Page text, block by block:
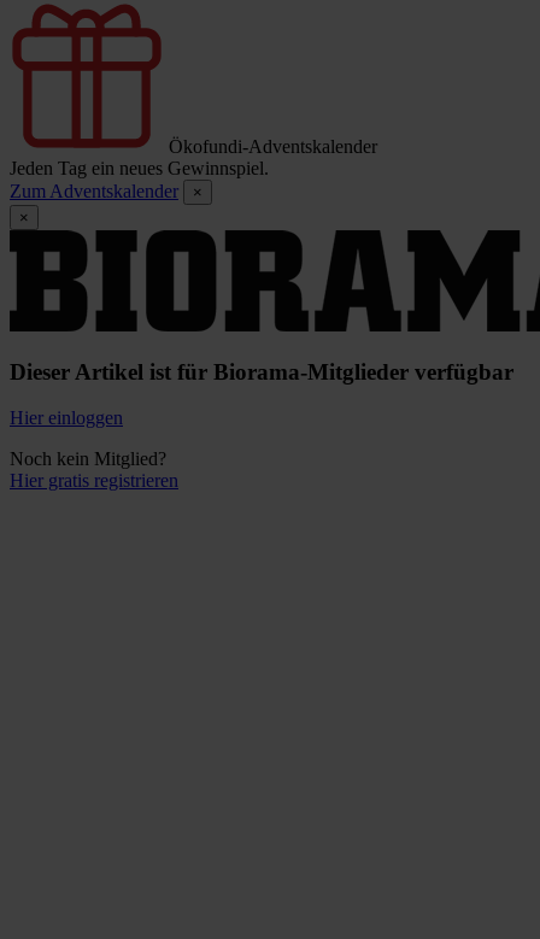
Ökofundi-Adventskalender
Jeden Tag ein neues Gewinnspiel.
Zum Adventskalender
×
×
Dieser Artikel ist für Biorama-Mitglieder verfügbar
Hier einloggen
Noch kein Mitglied?
Hier gratis registrieren